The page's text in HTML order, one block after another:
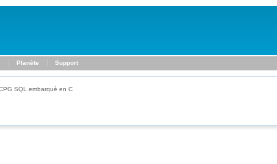
Planète Support
SQL embarqué en C